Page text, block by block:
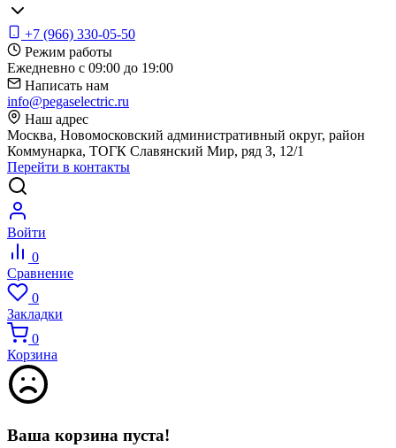
+7 (966) 330-05-50
Режим работы
Ежедневно с 09:00 до 19:00
Написать нам
info@pegaselectric.ru
Наш адрес
Москва, Новомосковский административный округ, район
Коммунарка, ТОГК Славянский Мир, ряд З, 12/1
Перейти в контакты
Войти
0
Сравнение
0
Закладки
0
Корзина
Ваша корзина пуста!